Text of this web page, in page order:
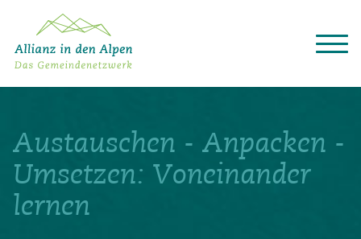
Projekte
Aktuelles
Alpine Kooperationen
Termine
Austauschen - Anpacken -
Umsetzen: Voneinander
lernen